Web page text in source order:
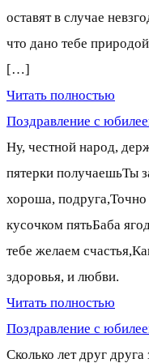
оставят в случае
что дано тебе
[…]
Читать полностью
Поздравление с
Ну, честной народ,
пятерки получаешьТы
хороша, подруга,Точно
кусочком пятьБаба
тебе желаем
здоровья, и любви.
Читать полностью
Поздравление с
Сколько лет друг